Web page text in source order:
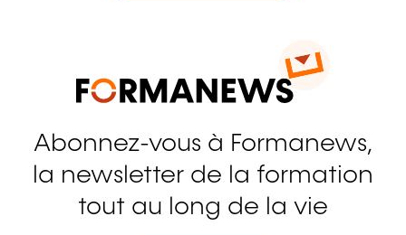
Abonnez-vous à Formanews,
la newsletter de la formation
tout au long de la vie